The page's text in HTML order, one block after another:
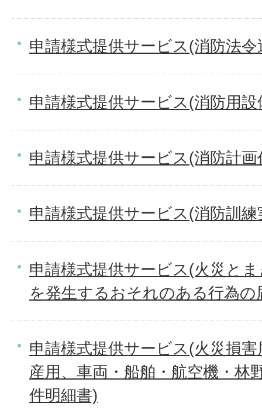
申請様式提供サービス(消防法
申請様式提供サービス(消防用
申請様式提供サービス(消防計
申請様式提供サービス(消防訓
申請様式提供サービス(火災と
を発生するおそれのある行為の
申請様式提供サービス(火災損
産用、車両・船舶・航空機・林
件明細書)